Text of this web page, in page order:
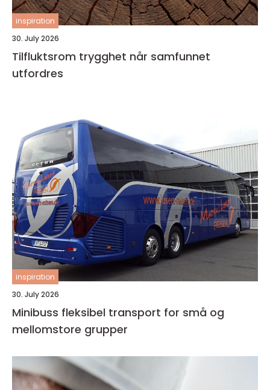
inspiration
30. July 2026
Tilfluktsrom trygghet når samfunnet
utfordres
inspiration
30. July 2026
Minibuss fleksibel transport for små og
mellomstore grupper